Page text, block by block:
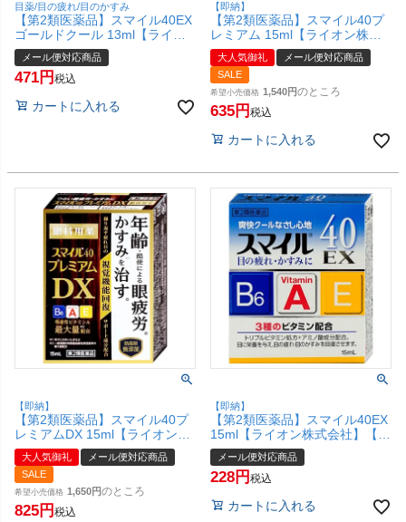
目薬/目の疲れ/目のかすみ
【第2類医薬品】スマイル40EX
ゴールドクール 13ml【ライオ
ン株式会社】【メール便対応商
品】【SBT】
メール便対応商品
471 税込
カートに入れる
【即納】
【第2類医薬品】スマイル40プ
レミアム 15ml【ライオン株式
会社】【メール便対応商品】
【SBT】
大人気御礼
メール便対応商品
SALE
希望小売価格 1,540 のところ
635 税込
カートに入れる
【即納】
【第2類医薬品】スマイル40プ
レミアムDX 15ml【ライオン株
式会社】【メール便対応商品】
【SBT】
大人気御礼
メール便対応商品
SALE
希望小売価格 1,650 のところ
825 税込
【即納】
【第2類医薬品】スマイル40EX
15ml【ライオン株式会社】【メ
ール便対応商品】【SBT】
メール便対応商品
228 税込
カートに入れる